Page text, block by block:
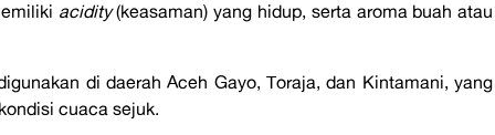
acidity(keasaman) yang hidup, serta aroma buah atau
di daerah Aceh Gayo, Toraja, dan Kintamani, yang
cuaca sejuk.